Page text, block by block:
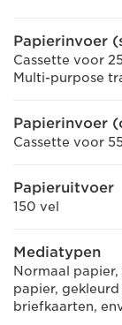
Papierinvoer
Cassette voor
Multi-purpose
Papierinvoer
Cassette voor
Papieruitvoer
150 vel
Mediatypen
Normaal
papier,
briefkaarten,